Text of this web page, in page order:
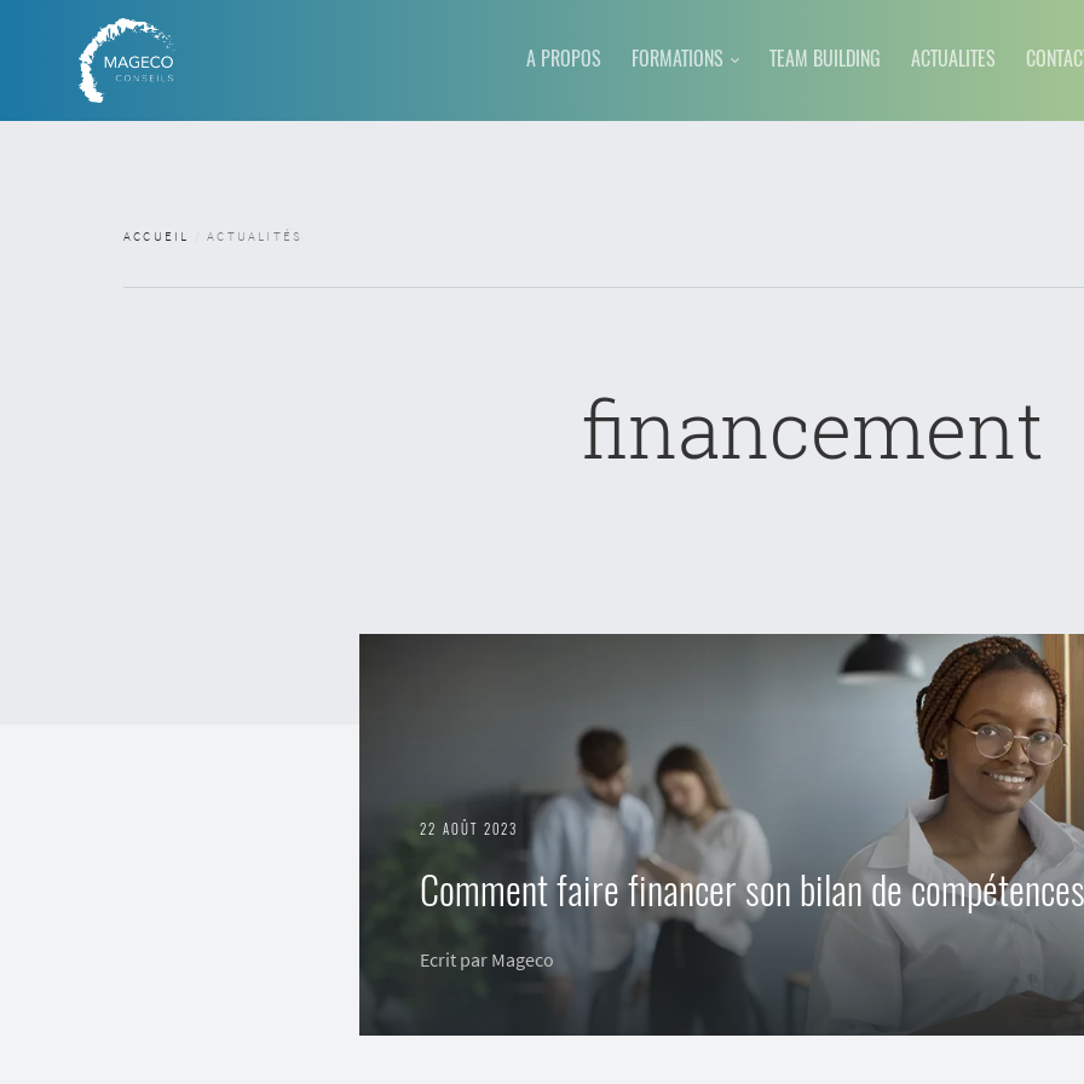
A PROPOS FORMATIONS TEAM BUILDING ACTUALITES
ACCUEIL ACTUALITÉS
financement
22 AOÛT 2023
Comment faire financer son bilan de
Ecrit par Mageco